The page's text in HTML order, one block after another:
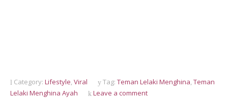
Category: Lifestyle Viral Tag: Teman Lelaki Menghina Teman
Lelaki Menghina Ayah
Leave a comment